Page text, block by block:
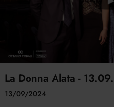
La Donna Alata -
13/09/2024